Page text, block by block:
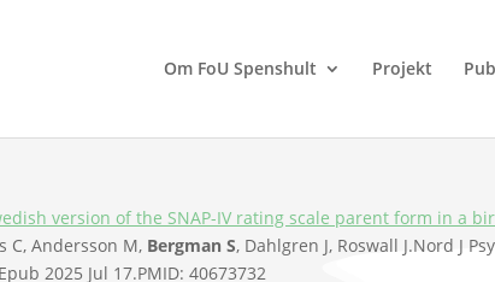
Om FoU Spenshult Projekt
version of the SNAP-IV rating scale parent form in a
C, Andersson M, Bergman S, Dahlgren J, Roswall J.Nord J
2025 Jul 17.PMID:40673732